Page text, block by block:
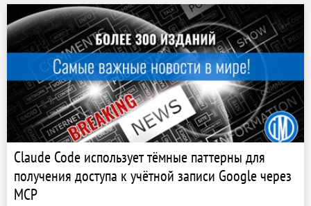
Claude Code использует тёмные паттерны для
получения доступа к учётной записи Google через
MCP